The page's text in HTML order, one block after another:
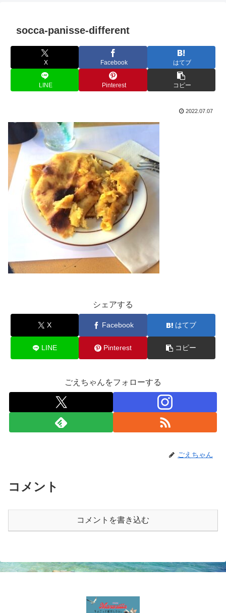
socca-panisse-different
X Facebook はてブ
LINE Pinterest コピー
2022.07.07
シェアする
X Facebook はてブ
LINE Pinterest コピー
ごえちゃんをフォローする
ごえちゃん
コメント
コメントを書き込む